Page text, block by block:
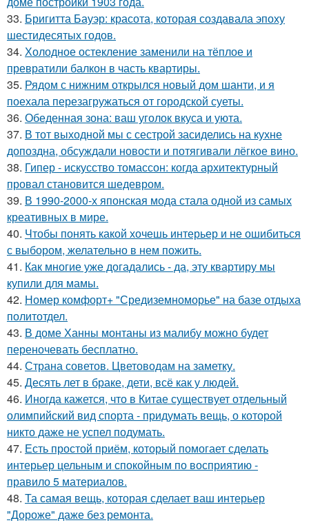
33. Бригитта Бауэр: красота, которая создавала эпоху
шестидесятых годов.
34. Холодное остекление заменили на тёплое и
превратили балкон в часть квартиры.
35. Рядом с нижним открылся новый дом шанти, и я
поехала перезагружаться от городской суеты.
36. Обеденная зона: ваш уголок вкуса и уюта.
37. В тот выходной мы с сестрой засиделись на кухне
допоздна, обсуждали новости и потягивали лёгкое вино.
38. Гипер - искусство томассон: когда архитектурный
провал становится шедевром.
39. В 1990-2000-х японская мода стала одной из самых
креативных в мире.
40. Чтобы понять какой хочешь интерьер и не ошибиться
с выбором, желательно в нем пожить.
41. Как многие уже догадались - да, эту квартиру мы
купили для мамы.
42. Номер комфорт+ "Средиземноморье" на базе отдыха
политотдел.
43. В доме Ханны монтаны из малибу можно будет
переночевать бесплатно.
44. Страна советов. Цветоводам на заметку.
45. Десять лет в браке, дети, всё как у людей.
46. Иногда кажется, что в Китае существует отдельный
олимпийский вид спорта - придумать вещь, о которой
никто даже не успел подумать.
47. Есть простой приём, который помогает сделать
интерьер цельным и спокойным по восприятию -
правило 5 материалов.
48. Та самая вещь, которая сделает ваш интерьер
"Дороже" даже без ремонта.